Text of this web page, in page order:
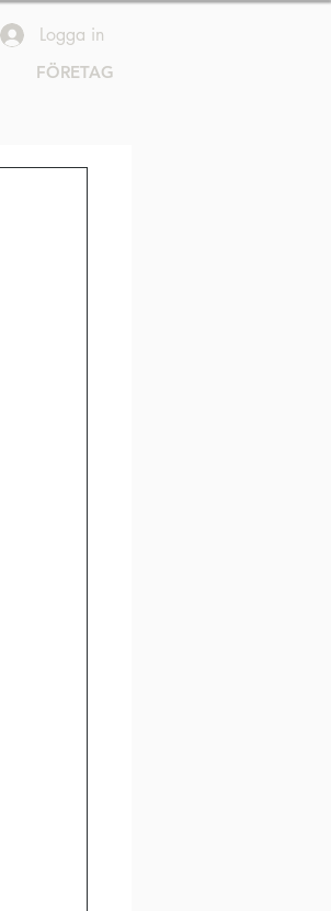
FÖRETAG
Logga in